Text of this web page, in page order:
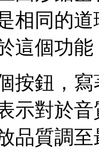
相同的
這個功
按鈕，
示對於
品質調